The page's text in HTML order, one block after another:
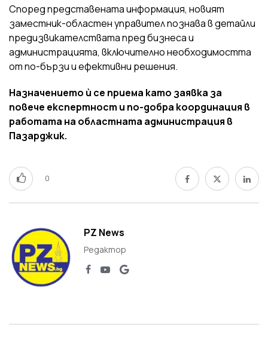
Според представената информация, новият
заместник-областен управител познава в детайли
предизвикателствата пред бизнеса и
администрацията, включително необходимостта
от по-бързи и ефективни решения.
Назначението ѝ се приема като заявка за
повече експертност и по-добра координация в
работата на областната администрация в
Пазарджик.
0
PZ News
Редактор